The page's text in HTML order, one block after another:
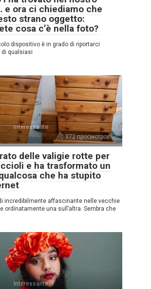
e ora ci chiediamo che
strano oggetto:
cosa c’è nella foto?
dispositivo è in grado di riportarci
di qualsiasi
Interessante
372 просмотров
delle valigie rotte per
e ha trasformato un
che ha stupito
incredibilmente affascinante nelle vecchie
ordinatamente una sull’altra. Sembra che
Interessante